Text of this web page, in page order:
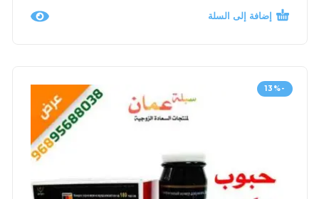
إضافة إلى السلة
-13%